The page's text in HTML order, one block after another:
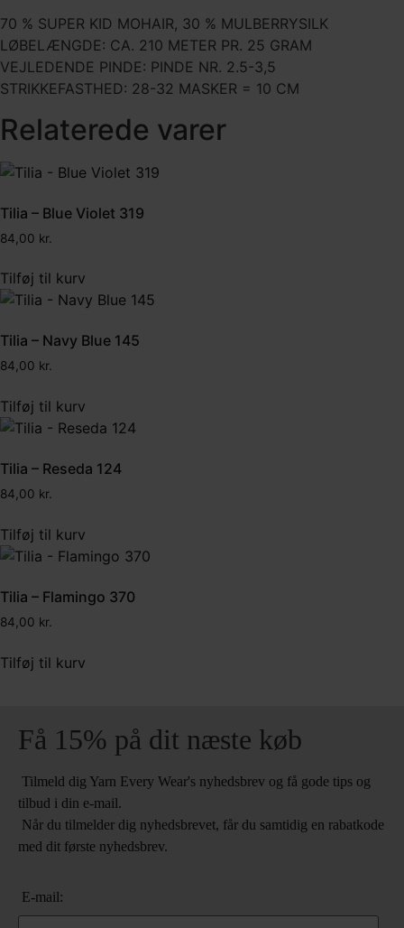
70 % SUPER KID MOHAIR, 30 % MULBERRYSILK
LØBELÆNGDE: CA. 210 METER PR. 25 GRAM
VEJLEDENDE PINDE: PINDE NR. 2.5-3,5
STRIKKEFASTHED: 28-32 MASKER = 10 CM
Relaterede varer
Tilia – Blue Violet 319
84,00 kr.
Tilføj til kurv
Tilia – Navy Blue 145
84,00 kr.
Tilføj til kurv
Tilia – Reseda 124
84,00 kr.
Tilføj til kurv
Tilia – Flamingo 370
84,00 kr.
Tilføj til kurv
Få 15% på dit næste køb
Tilmeld dig Yarn Every Wear's nyhedsbrev og få gode tips og
tilbud i din e-mail.
Når du tilmelder dig nyhedsbrevet, får du samtidig en rabatkode
med dit første nyhedsbrev.
E-mail: